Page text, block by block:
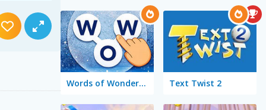
Words of Wonders - WOW Text Twist 2